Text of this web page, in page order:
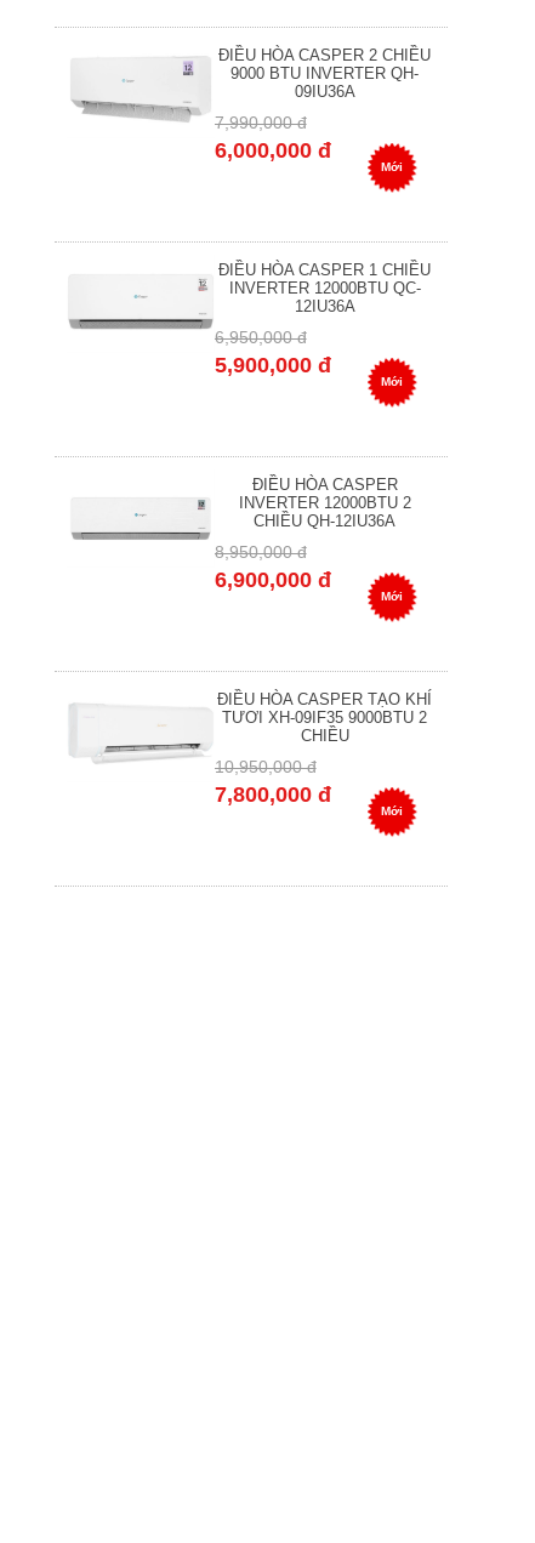
ĐIỀU HÒA CASPER 2 CHIỀU
9000 BTU INVERTER QH-
09IU36A
7,990,000 đ
6,000,000 đ
Mới
ĐIỀU HÒA CASPER 1 CHIỀU
INVERTER 12000BTU QC-
12IU36A
6,950,000 đ
5,900,000 đ
Mới
ĐIỀU HÒA CASPER
INVERTER 12000BTU 2
CHIỀU QH-12IU36A
8,950,000 đ
6,900,000 đ
Mới
ĐIỀU HÒA CASPER TẠO KHÍ
TƯƠI XH-09IF35 9000BTU 2
CHIỀU
10,950,000 đ
7,800,000 đ
Mới